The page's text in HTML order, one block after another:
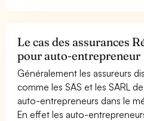
Le cas des assurances
pour auto-entrepreneur
Généralement les assureurs
comme les SAS et les SARL
auto-entrepreneurs dans le
En effet les auto-